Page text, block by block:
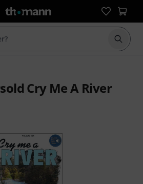
Start
Cry Me A River
5 stjerner fra 3 kundebedømmelser